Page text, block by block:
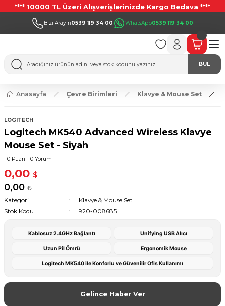
**** 10000 TL Üzeri Alışverişlerinizde Kargo Bedava ****
Bizi Arayın0539 119 34 00 WhatsApp0539 119 34 00
BUL
Anasayfa Çevre Birimleri Klavye & Mouse Set
LOGITECH
Logitech MK540 Advanced Wireless Klavye
Mouse Set - Siyah
0 Puan - 0 Yorum
0,00 $
0,00 ₺
Kategori
Klavye & Mouse Set
Stok Kodu
920-008685
Kablosuz 2.4GHz Bağlantı Unifying USB Alıcı
Uzun Pil Ömrü Ergonomik Mouse
Logitech MK540 ile Konforlu ve Güvenilir Ofis Kullanımı
Gelince Haber Ver